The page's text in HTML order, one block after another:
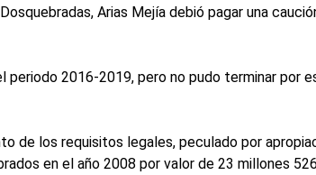
Arias Mejía debió pagar una
periodo 2016-2019, pero no pudo terminar por
de los requisitos legales, peculado por
en el año 2008 por valor de 23 millones